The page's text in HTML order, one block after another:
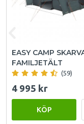
EASY CAMP
FAMILJETÄLT
(59)
4 995 kr
KÖP